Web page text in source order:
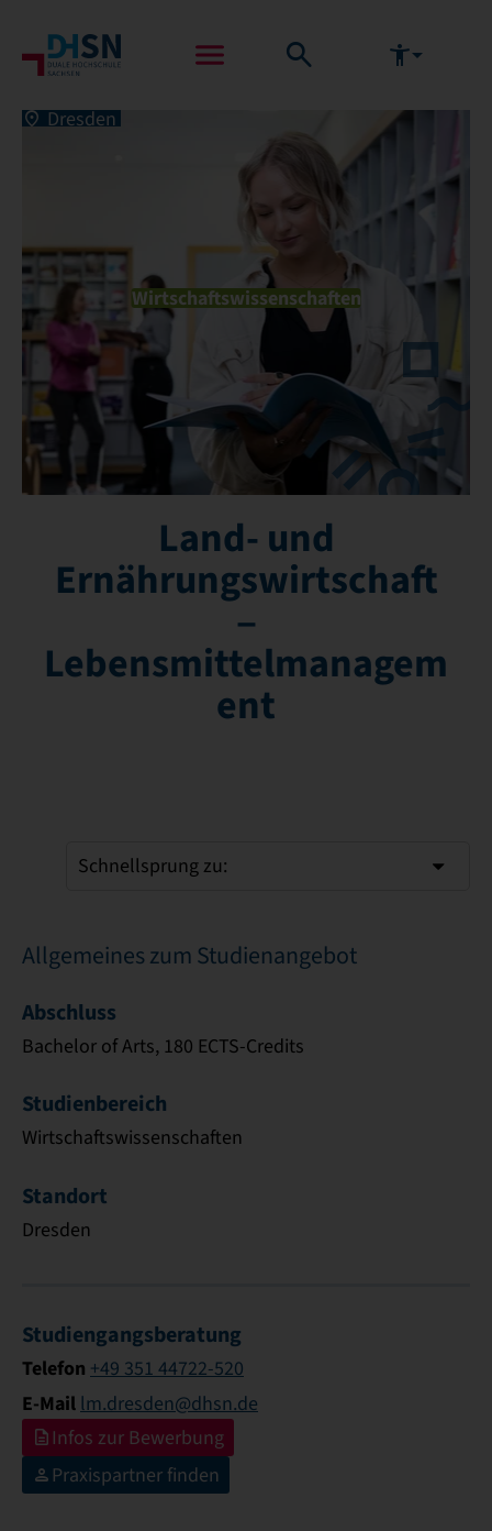
Dresden
Wirtschaftswissenschaften
Land- und
Ernährungswirtschaft
‒
Lebensmittelmanagem
ent
Schnellsprung zu:
Allgemeines zum Studienangebot
Abschluss
Bachelor of Arts, 180 ECTS-Credits
Studienbereich
Wirtschaftswissenschaften
Standort
Dresden
Studiengangsberatung
Telefon +49 351 44722-520
E-Mail lm.dresden@dhsn.de
Infos zur Bewerbung
Praxispartner finden